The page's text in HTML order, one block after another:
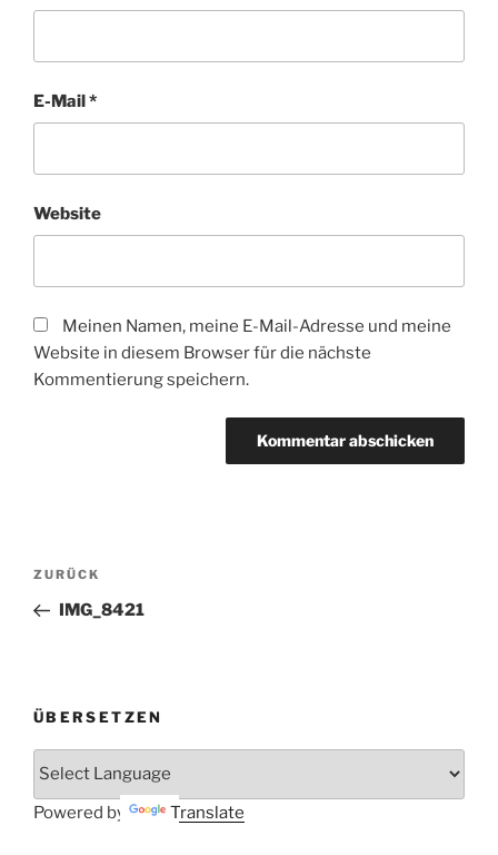
E-Mail*
Website
Meinen Namen, meine E-Mail-Adresse und meine
Website in diesem Browser für die nächste
Kommentierung speichern.
Beitrags-
Vorheriger
Beitrag
ZURÜCK
IMG_8421
ÜBERSETZEN
Powered by Translate